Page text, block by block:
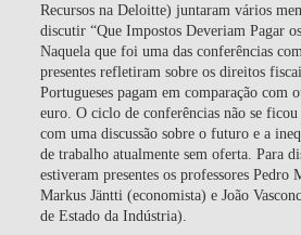
Recursos na Deloitte) juntaram vários
discutir “Que Impostos Deveriam Pagar
Naquela que foi uma das conferências
presentes refletiram sobre os direitos
Portugueses pagam em comparação com
euro. O ciclo de conferências não se
com uma discussão sobre o futuro e a
de trabalho atualmente sem oferta. Para
estiveram presentes os professores Pedro
Markus Jäntti (economista) e João
de Estado da Indústria).